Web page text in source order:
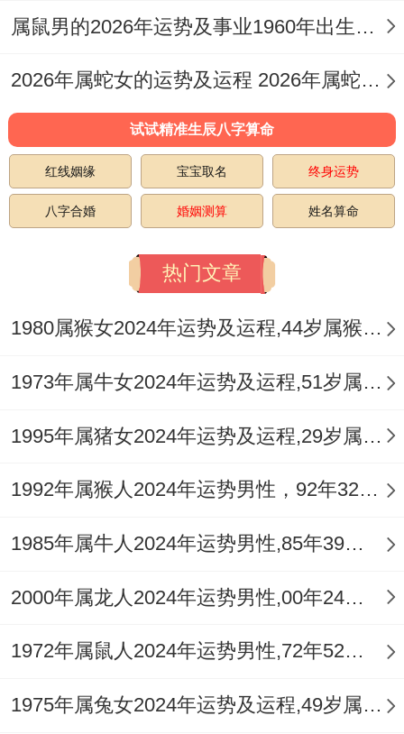
据我所知，个创业者分享的经历 狠值得参
考：他把全年目标拆解成12个小目标~每月
化激励法让他全年保持高效状态。记住；太
岁年不是洪水猛兽。而是给你们机遇重新审
视生活节奏;调整人生方向的最佳时机。
站在2025年的起点回望;着一年的经历会
以。的身份属蛇白羊座们宝贵的成长养分！
那些在二月学会的沟通方法、养成的理财习
当你们学会把太岁的压力转化为前进的动力;
就会发现~原来所谓的“犯太岁” -但需非常指
属鼠男的2026年运势及事业1960年出生的命运 属鼠男的2026婚姻
2026年属蛇女的运势及运程 2026年属蛇女全年运势及运程
试试精准生辰八字算命
红线姻缘 宝宝取名 终身运势
八字合婚 婚姻测算 姓名算命
热门文章
1980属猴女2024年运势及运程,44岁属猴人2024全年每月运势女性如何
1973年属牛女2024年运势及运程,51岁属牛人2024全年每月运势女性如何
1995年属猪女2024年运势及运程,29岁属猪人2024全年每月运势女性如何
1992年属猴人2024年运势男性，92年32岁属猴男2024年每月运程怎么样
1985年属牛人2024年运势男性,85年39岁属牛男2024年每月运程怎么样
2000年属龙人2024年运势男性,00年24岁属龙男2024年每月运程怎么样
1972年属鼠人2024年运势男性,72年52岁属鼠男2024年每月运程怎么样
1975年属兔女2024年运势及运程,49岁属兔人2024全年每月运势女性如何